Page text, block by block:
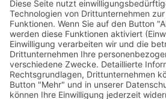
Touristinformation
Anfahrt
Sicherheitshinweise
Veranstaltungsordnung
Kontakt
Übersichtskarte Thüringentag
Barrierefreie Karte
Sponsoren
Pressebereich